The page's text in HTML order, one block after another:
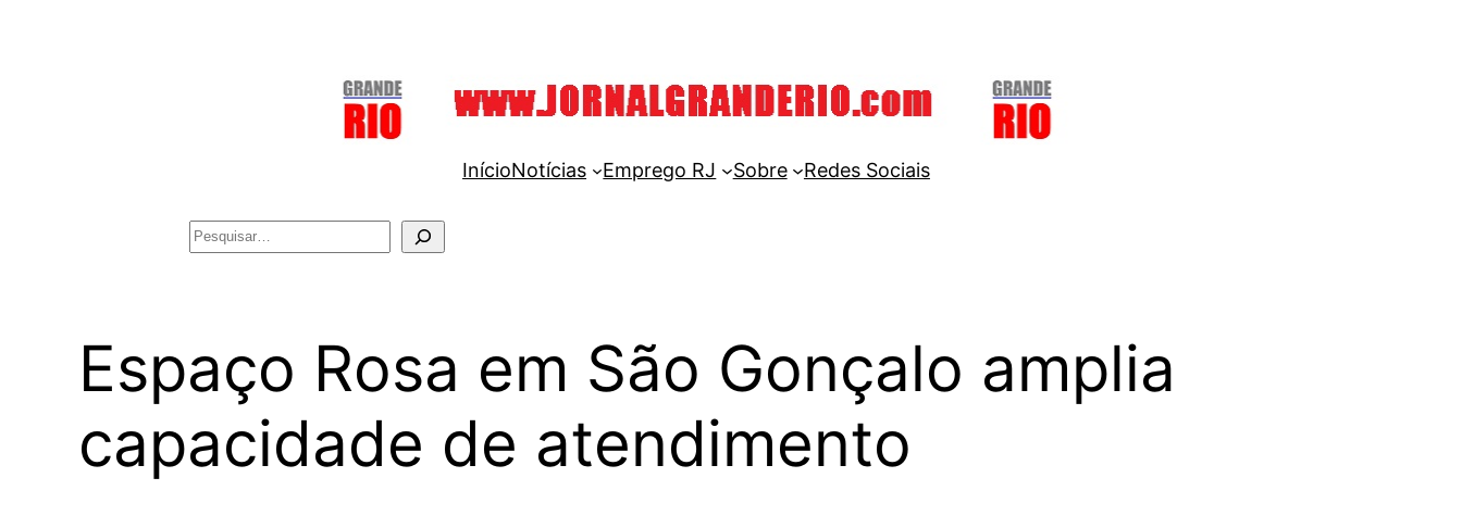
InícioNotícias Emprego RJ Sobre Redes Sociais
Espaço Rosa em São Gonçalo amplia
capacidade de atendimento